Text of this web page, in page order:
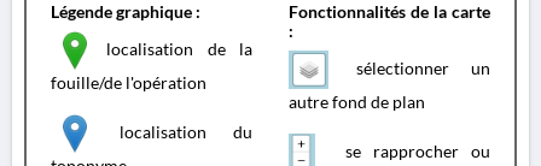
Légende graphique :
localisation de la
fouille/de l'opération
localisation du
Fonctionnalités de la carte
:
sélectionner un
autre fond de plan
se rapprocher ou